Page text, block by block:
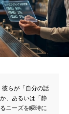
彼らが「自分の話
、あるいは「静
ニーズを瞬時に